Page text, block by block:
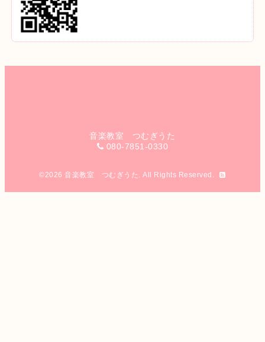
音楽教室 つむぎうた
080-7851-0330
©2026音楽教室 つむぎうた. All Rights Reserved.